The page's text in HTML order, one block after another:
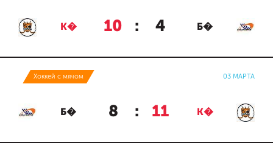
К� 10 : 4 Б�
Хоккей с мячом 03 МАРТА
Б� 8 : 11 К�